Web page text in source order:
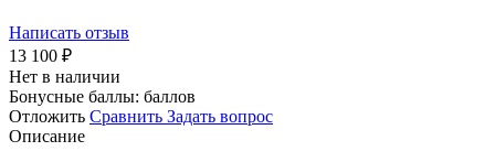
Написать отзыв
13 100 ₽
Нет в наличии
Бонусные баллы: баллов
Отложить Сравнить Задать вопрос
Описание